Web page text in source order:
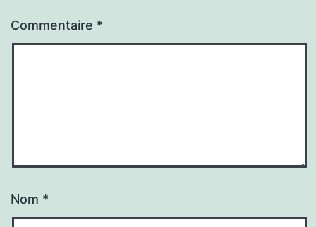
Commentaire *
Nom *